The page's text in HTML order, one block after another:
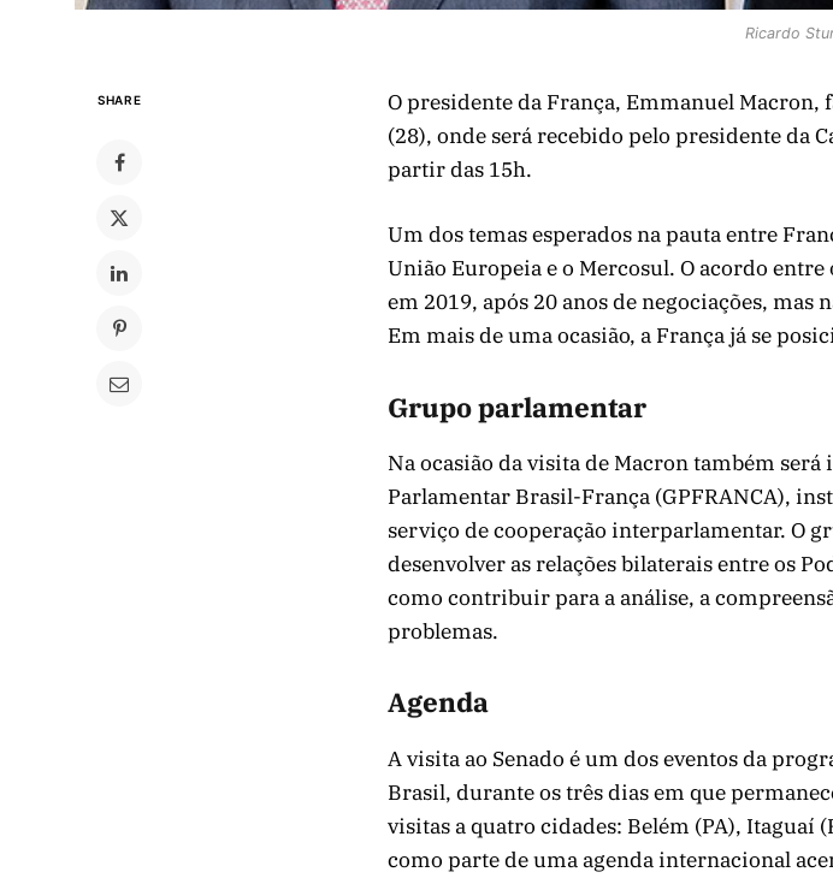
Ricardo
SHARE
O presidente da França, Emmanuel Macron,
(28), onde será recebido pelo presidente da
partir das 15h.
Um dos temas esperados na pauta entre
União Europeia e o Mercosul. O acordo
em 2019, após 20 anos de negociações,
Em mais de uma ocasião, a França já se
Grupo parlamentar
Na ocasião da visita de Macron também será
Parlamentar Brasil-França (GPFRANCA),
serviço de cooperação interparlamentar. O
desenvolver as relações bilaterais entre os
como contribuir para a análise, a
problemas.
Agenda
A visita ao Senado é um dos eventos da
Brasil, durante os três dias em que
visitas a quatro cidades: Belém (PA), Itaguaí
como parte de uma agenda internacional